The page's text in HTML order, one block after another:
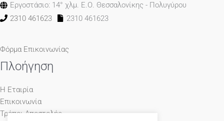
Εργοστάσιο: 14° χλμ. Ε.Ο. Θεσσαλονίκης - Πολυγύρου
2310 461623
2310 461623
Φόρμα Επικοινωνίας
Πλοήγηση
Η Εταιρία
Επικοινωνία
Τρόποι Αποστολής